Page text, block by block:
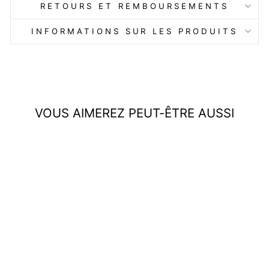
RETOURS ET REMBOURSEMENTS
INFORMATIONS SUR LES PRODUITS
VOUS AIMEREZ PEUT-ÊTRE AUSSI